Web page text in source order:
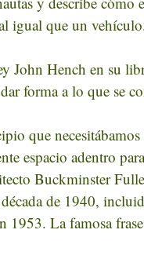
igual que un
John Hench en su
forma a lo que se
que
espacio adentro
Buckminster
de 1940,
La famosa